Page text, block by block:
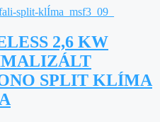
2,6 KW
SPLIT KLÍMA